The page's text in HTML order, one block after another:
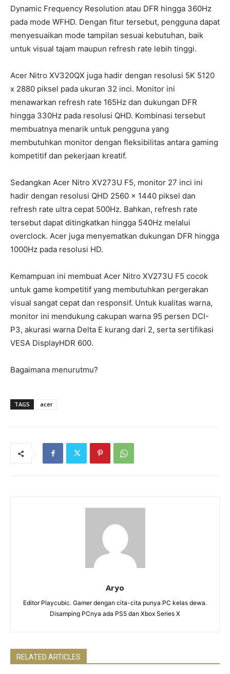
Dynamic Frequency Resolution atau DFR hingga 360Hz
pada mode WFHD. Dengan fitur tersebut, pengguna dapat
menyesuaikan mode tampilan sesuai kebutuhan, baik
untuk visual tajam maupun refresh rate lebih tinggi.
Acer Nitro XV320QX juga hadir dengan resolusi 5K 5120
x 2880 piksel pada ukuran 32 inci. Monitor ini
menawarkan refresh rate 165Hz dan dukungan DFR
hingga 330Hz pada resolusi QHD. Kombinasi tersebut
membuatnya menarik untuk pengguna yang
membutuhkan monitor dengan fleksibilitas antara gaming
kompetitif dan pekerjaan kreatif.
Sedangkan Acer Nitro XV273U F5, monitor 27 inci ini
hadir dengan resolusi QHD 2560 x 1440 piksel dan
refresh rate ultra cepat 500Hz. Bahkan, refresh rate
tersebut dapat ditingkatkan hingga 540Hz melalui
overclock. Acer juga menyematkan dukungan DFR hingga
1000Hz pada resolusi HD.
Kemampuan ini membuat Acer Nitro XV273U F5 cocok
untuk game kompetitif yang membutuhkan pergerakan
visual sangat cepat dan responsif. Untuk kualitas warna,
monitor ini mendukung cakupan warna 95 persen DCI-
P3, akurasi warna Delta E kurang dari 2, serta sertifikasi
VESA DisplayHDR 600.
Bagaimana menurutmu?
TAGS acer
Aryo
Editor Playcubic. Gamer dengan cita-cita punya PC kelas dewa.
Disamping PCnya ada PS5 dan Xbox Series X
RELATED ARTICLES